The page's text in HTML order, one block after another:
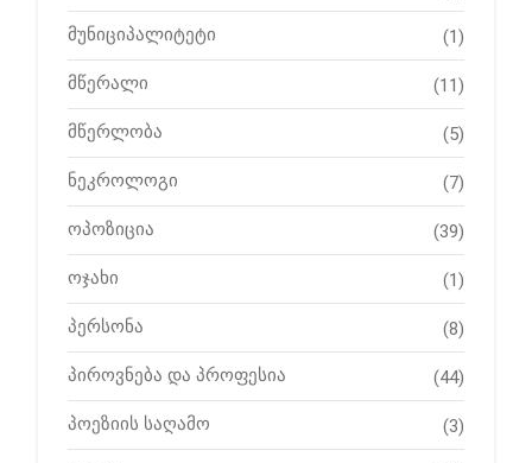
მუნიციპალიტეტი (1)
მწერალი (11)
მწერლობა (5)
ნეკროლოგი (7)
ოპოზიცია (39)
ოჯახი (1)
პერსონა (8)
პიროვნება და პროფესია (44)
პოეზიის საღამო (3)